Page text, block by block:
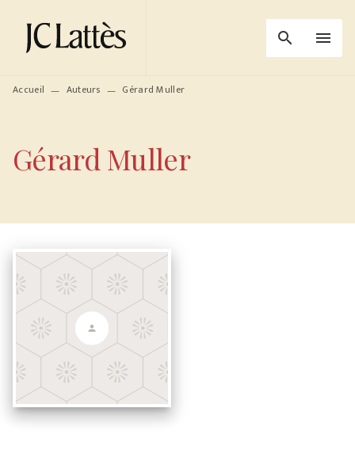
MENU RECHERCHE
PIED DE PAGE
search menu
Accueil — Auteurs — Gérard Muller
Gérard Muller